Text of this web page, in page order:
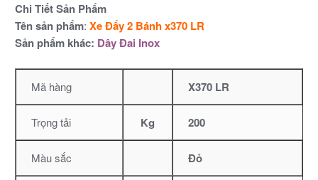
Chi Tiết Sản Phẩm
Tên sản phẩm: Xe Đẩy 2 Bánh x370 LR
Sản phẩm khác: Dây Đai Inox
Mã hàng X370 LR
Trọng tải Kg 200
Màu sắc Đỏ